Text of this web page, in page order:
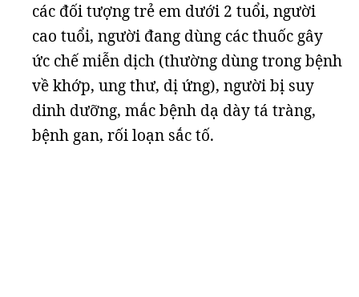
các đối tượng trẻ em dưới 2 tuổi, người
cao tuổi, người đang dùng các thuốc gây
ức chế miễn dịch (thường dùng trong bệnh
về khớp, ung thư, dị ứng), người bị suy
dinh dưỡng, mắc bệnh dạ dày tá tràng,
bệnh gan, rối loạn sắc tố.